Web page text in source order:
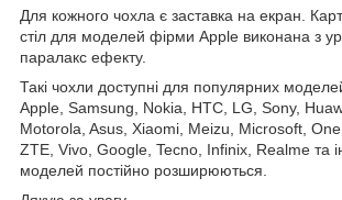
Для кожного чохла є заставка на екран.
стіл для моделей фірми Apple виконана з
паралакс ефекту.
Такі чохли доступні для популярних
Apple, Samsung, Nokia, HTC, LG, Sony,
Motorola, Asus, Xiaomi, Meizu, Microsoft,
ZTE, Vivo, Google, Tecno, Infinix, Realme та
моделей постійно розширюються.